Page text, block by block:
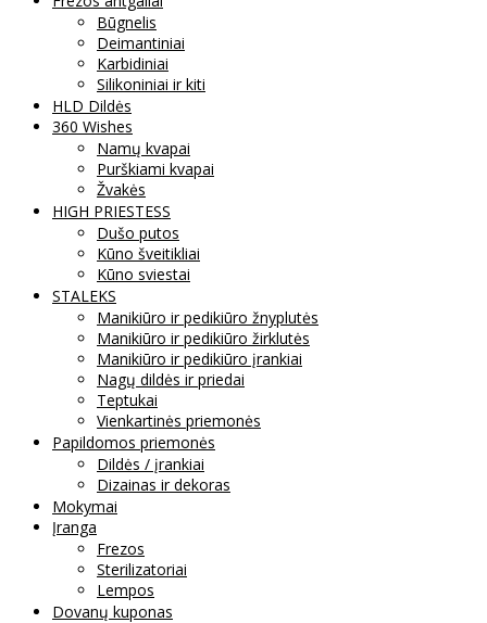
Būgnelis
Deimantiniai
Karbidiniai
Silikoniniai ir kiti
HLD Dildės
360 Wishes
Namų kvapai
Purškiami kvapai
Žvakės
HIGH PRIESTESS
Dušo putos
Kūno šveitikliai
Kūno sviestai
STALEKS
Manikiūro ir pedikiūro žnyplutės
Manikiūro ir pedikiūro žirklutės
Manikiūro ir pedikiūro įrankiai
Nagų dildės ir priedai
Teptukai
Vienkartinės priemonės
Papildomos priemonės
Dildės / įrankiai
Dizainas ir dekoras
Mokymai
Įranga
Frezos
Sterilizatoriai
Lempos
Dovanų kuponas